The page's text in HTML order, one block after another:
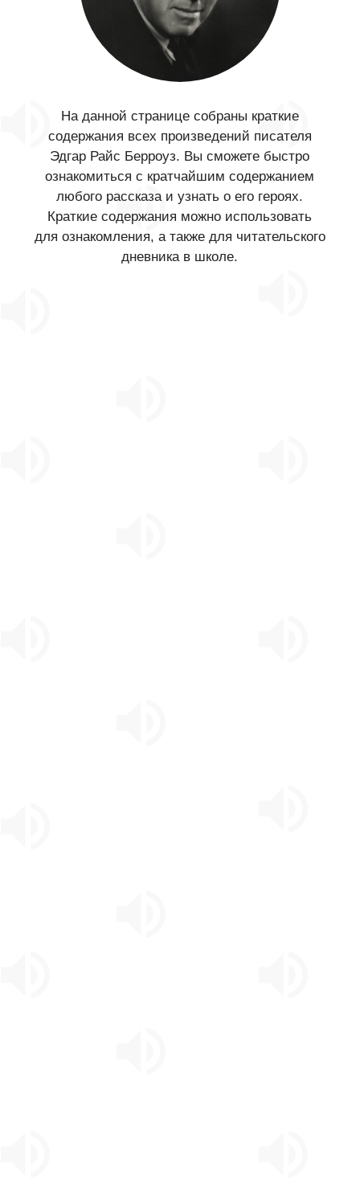
На данной странице собраны краткие
содержания всех произведений писателя
Эдгар Райс Берроуз. Вы сможете быстро
ознакомиться с кратчайшим содержанием
любого рассказа и узнать о его героях.
Краткие содержания можно использовать
для ознакомления, а также для читательского
дневника в школе.